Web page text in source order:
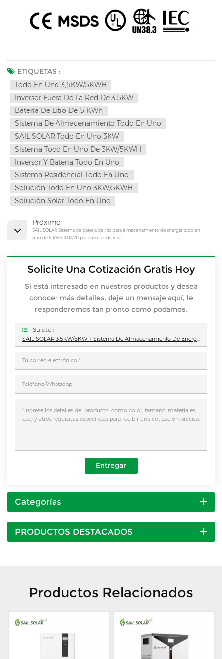
ETIQUETAS :
Todo En Uno 3,5KW/5KWH
Inversor Fuera De La Red De 3.5KW
Batería De Litio De 5 KWh
Sistema De Almacenamiento Todo En Uno
SAlL SOLAR Todo En Uno 3KW
Sistema Todo En Uno De 3KW/5KWH
Inversor Y Batería Todo En Uno
Sistema Residencial Todo En Uno
Solución Todo En Uno 3KW/5KWH
Solución Solar Todo En Uno
Próximo
SAIL SOLAR Sistema de batería de litio para almacenamiento de energía todo en
uno de 6 kW + 10 kWh para uso residencial
Solicite Una Cotización Gratis Hoy
Si está interesado en nuestros productos y desea
conocer más detalles, deje un mensaje aquí, le
responderemos tan pronto como podamos.
Sujeto :
SAIL SOLAR 3.5KW/5KWH Sistema De Almacenamiento De Energía Solar Todo En Uno Para Uso Residencial
Entregar
Categorías
PRODUCTOS DESTACADOS
Productos Relacionados